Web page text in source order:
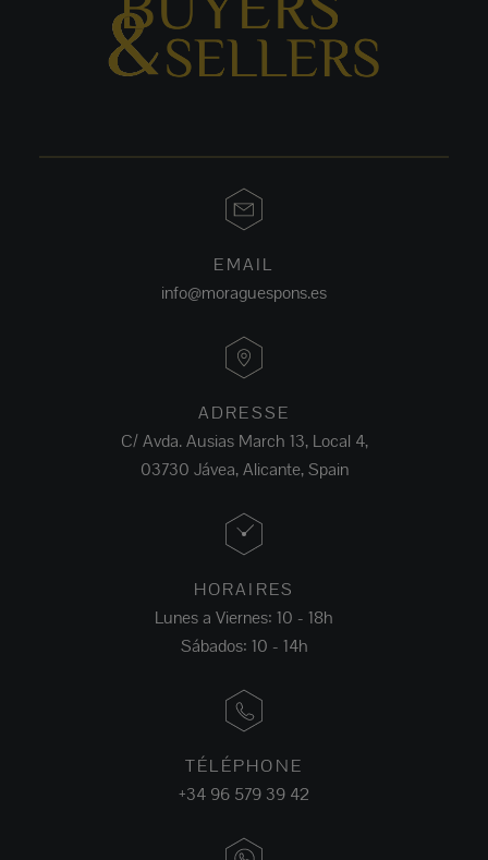
EMAIL
info@moraguespons.es
ADRESSE
C/ Avda. Ausias March 13, Local 4,
03730 Jávea, Alicante, Spain
HORAIRES
Lunes a Viernes: 10 - 18h
Sábados: 10 - 14h
TÉLÉPHONE
+34 96 579 39 42